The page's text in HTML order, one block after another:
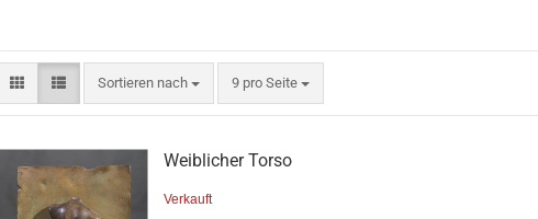
Sortieren nach
Sortieren nach 9 pro Seite
pro Seite
Weiblicher Torso
Verkauft